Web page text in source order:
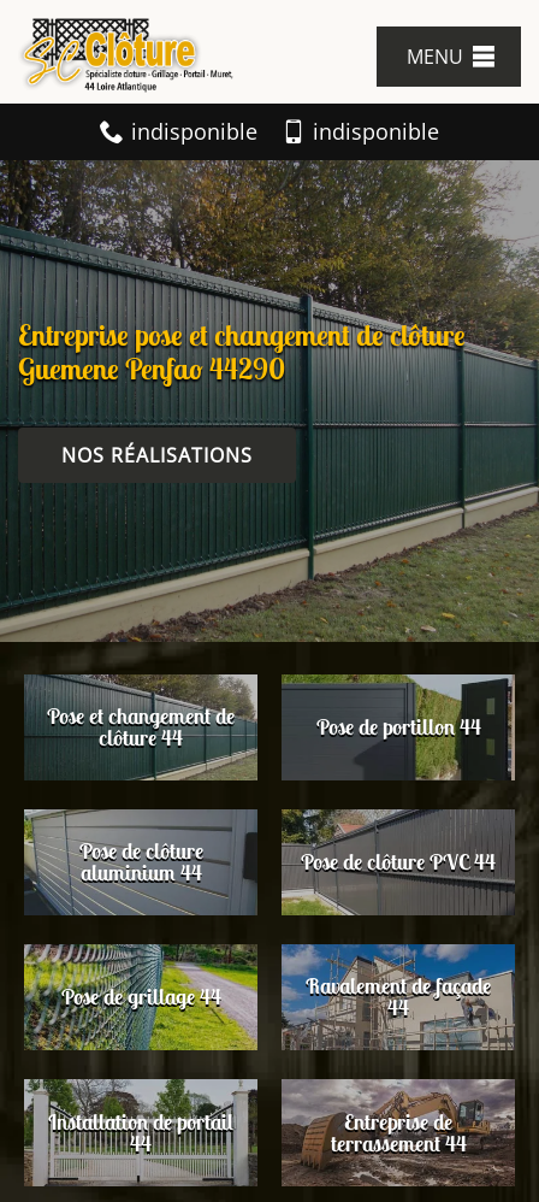
MENU
indisponible indisponible
Entreprise pose et changement de clôture
Guemene Penfao 44290
NOS RÉALISATIONS
Pose et changement de
clôture 44 Pose de portillon 44
Pose de clôture
aluminium 44 Pose de clôture PVC 44
Pose de grillage 44 Ravalement de façade
44
Installation de portail
44
Entreprise de
terrassement 44